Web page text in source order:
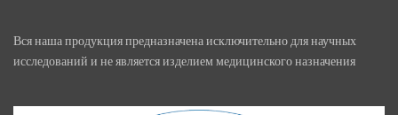
Вся наша продукция предназначена исключительно для научных
исследований и не является изделием медицинского назначения